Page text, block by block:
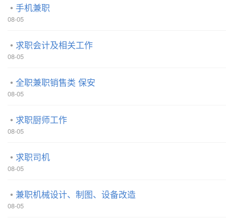
手机兼职
08-05
求职会计及相关工作
08-05
全职兼职销售类 保安
08-05
求职厨师工作
08-05
求职司机
08-05
兼职机械设计、制图、设备改造
08-05